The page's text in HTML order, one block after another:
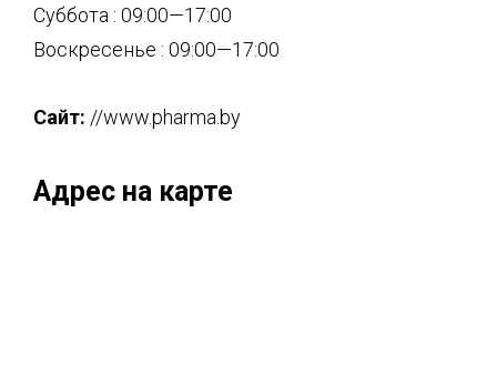
Суббота : 09:00—17:00
Воскресенье : 09:00—17:00
Сайт: //www.pharma.by
Адрес на карте